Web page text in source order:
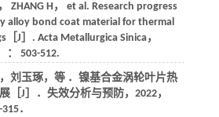
ZHANG H ， et al. Research progress
alloy bond coat material for thermal
［J］. Acta Metallurgica Sinica，
： 503-512.
刘玉琢，等 ．镍基合金涡轮叶片热
［J］． 失效分析与预防， 2022，
．